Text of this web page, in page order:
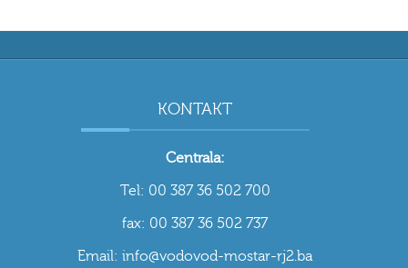
KONTAKT
Centrala:
Tel: 00 387 36 502 700
fax: 00 387 36 502 737
Email: info@vodovod-mostar-rj2.ba